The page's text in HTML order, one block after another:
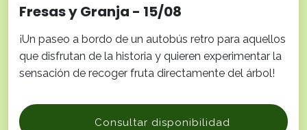
Fresas y Granja - 15/08
¡Un paseo a bordo de un autobús retro para aquellos
que disfrutan de la historia y quieren experimentar la
sensación de recoger fruta directamente del árbol!
Consultar disponibilidad